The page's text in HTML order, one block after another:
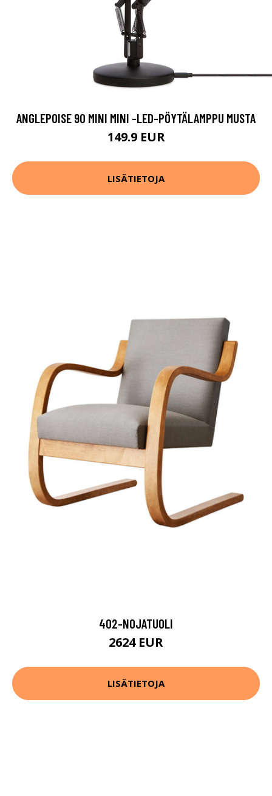
ANGLEPOISE 90 MINI MINI -LED-PÖYTÄLAMPPU MUSTA
149.9 EUR
LISÄTIETOJA
402-NOJATUOLI
2624 EUR
LISÄTIETOJA